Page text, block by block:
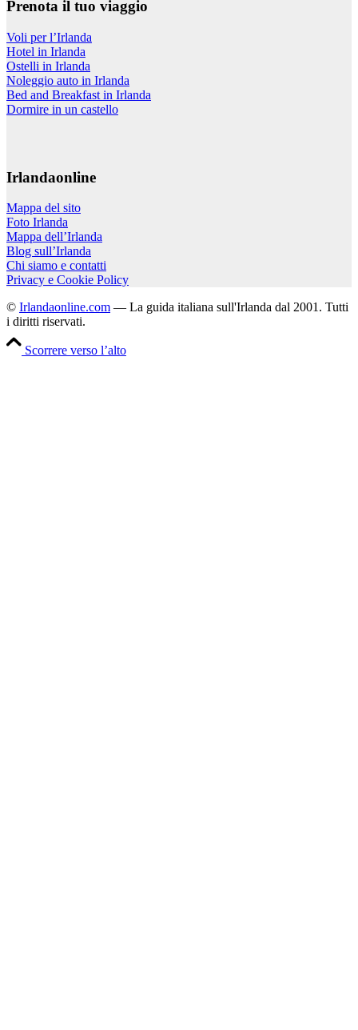
Prenota il tuo viaggio
Voli per l’Irlanda
Hotel in Irlanda
Ostelli in Irlanda
Noleggio auto in Irlanda
Bed and Breakfast in Irlanda
Dormire in un castello
Irlandaonline
Mappa del sito
Foto Irlanda
Mappa dell’Irlanda
Blog sull’Irlanda
Chi siamo e contatti
Privacy e Cookie Policy
© Irlandaonline.com — La guida italiana sull'Irlanda dal 2001. Tutti
i diritti riservati.
Scorrere verso l’alto